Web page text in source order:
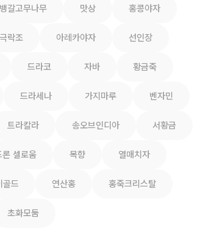
뱅갈고무나무 맛상 홍콩야자
극락조 아레카야자 선인장
드라코 자바 황금죽
드라세나 가지마루 벤자민
트라칼라 송오브인디아 서황금
론 셀로움 목향 열매치자
골드 연산홍 홍죽크리스탈
초화모둠